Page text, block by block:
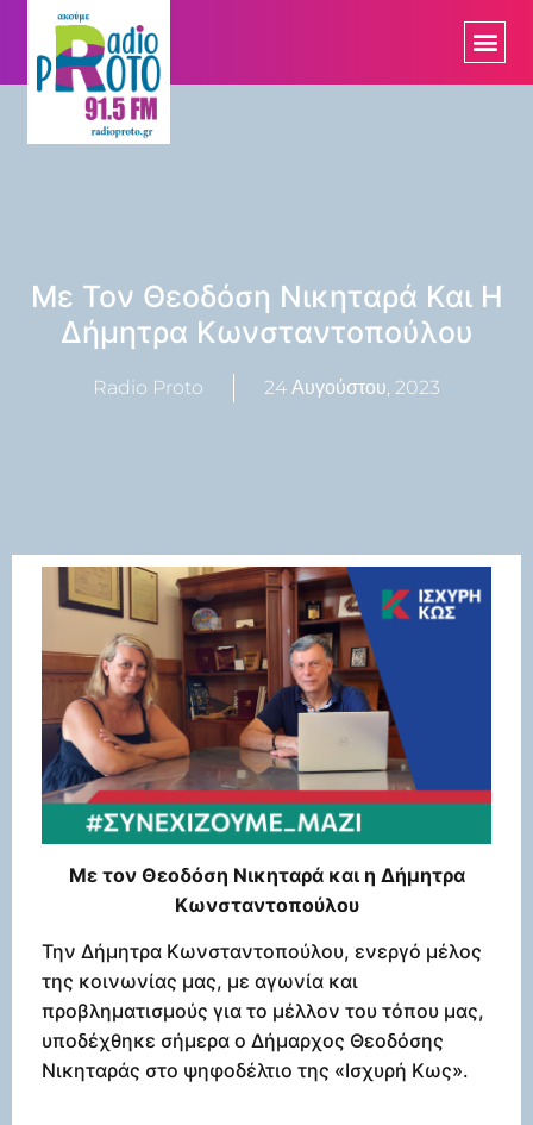
Με Τον Θεοδόση Νικηταρά Και Η
Δήμητρα Κωνσταντοπούλου
Radio Proto 24 Αυγούστου, 2023
Με τον Θεοδόση Νικηταρά και η Δήμητρα
Κωνσταντοπούλου
Την Δήμητρα Κωνσταντοπούλου, ενεργό μέλος
της κοινωνίας μας, με αγωνία και
προβληματισμούς για το μέλλον του τόπου μας,
υποδέχθηκε σήμερα ο Δήμαρχος Θεοδόσης
Νικηταράς στο ψηφοδέλτιο της «Ισχυρή Κως».